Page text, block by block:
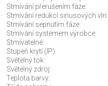
Stmívání přerušením fáze:
Stmívání redukcí sinusových vln:
Stmívání sepnutím fáze:
Stmívání systémem výrobce:
Stmívatelné:
Stupeň krytí (IP):
Světelný tok:
Světelný zdroj:
Teplota barvy.: